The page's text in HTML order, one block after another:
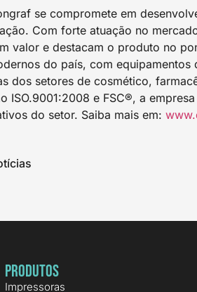
se compromete em
Com forte atuação no
valor e destacam o produto no
do país, com
dos setores de cosmético,
ISO.9001:2008 e FSC®, a
do setor. Saiba mais em:
Produtos
Impressoras